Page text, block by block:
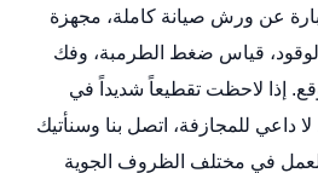
عبارة عن ورش صيانة كاملة، مجهزة
قياس ضغط الطرمبة، وفك
إذا لاحظت تقطيعاً شديداً في
لا داعي للمجازفة، اتصل بنا وسنأتيك
في مختلف الظروف الجوية